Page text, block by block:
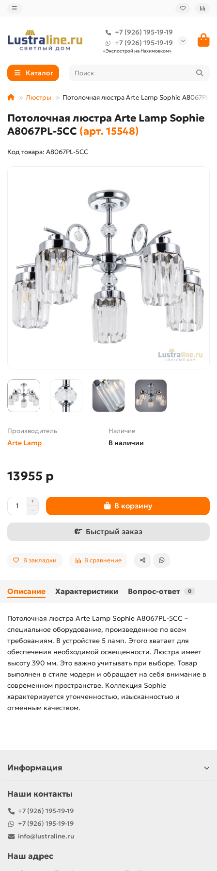
+7 (926) 195-19-19
+7 (926) 195-19-19
«Экспострой на Нахимовком»
Каталог
Люстры Потолочная люстра Arte Lamp Sophie A8067PL-
Потолочная люстра Arte Lamp Sophie
A8067PL-5CC (арт. 15548)
Код товара: A8067PL-5CC
Производитель
Arte Lamp
Наличие
В наличии
13955 р
В корзину
Быстрый заказ
В закладки В сравнение
Описание Характеристики Вопрос-ответ 0
Потолочная люстра Arte Lamp Sophie A8067PL-5CC –
специальное оборудование, произведенное по всем
требованиям. В устройстве 5 ламп. Этого хватает для
обеспечения необходимой освещенности. Люстра имеет
высоту 390 мм. Это важно учитывать при выборе. Товар
выполнен в стиле модерн и обращает на себя внимание в
современном пространстве. Коллекция Sophie
характеризуется утонченностью, изысканностью и
отменным качеством.
Информация
Наши контакты
+7 (926) 195-19-19
+7 (926) 195-19-19
info@lustraline.ru
Наш адрес